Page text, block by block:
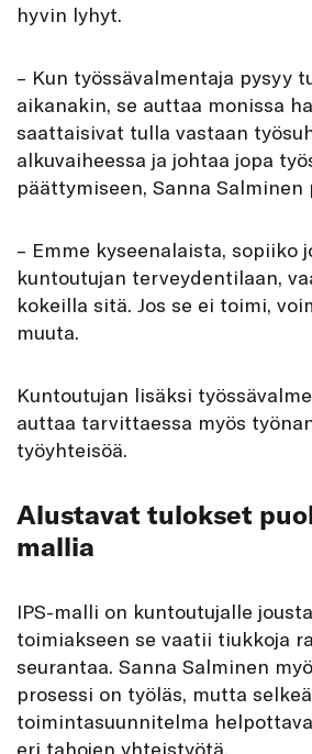
hyvin lyhyt.
– Kun työssävalmentaja pysyy
aikanakin, se auttaa monissa
saattaisivat tulla vastaan
alkuvaiheessa ja johtaa jopa
päättymiseen, Sanna Salminen
– Emme kyseenalaista, sopiiko
kuntoutujan terveydentilaan,
kokeilla sitä. Jos se ei toimi,
muuta.
Kuntoutujan lisäksi
auttaa tarvittaessa myös
työyhteisöä.
Alustavat tulokset
mallia
IPS-malli on kuntoutujalle
toimiakseen se vaatii tiukkoja
seurantaa. Sanna Salminen
prosessi on työläs, mutta
toimintasuunnitelma
eri tahojen yhteistyötä.